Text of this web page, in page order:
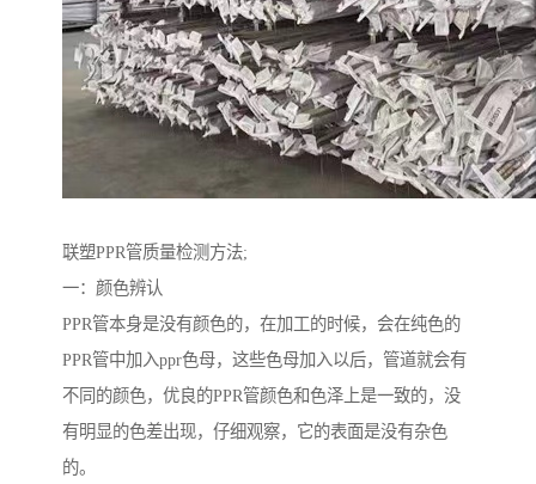
联塑PPR管质量检测方法;
一：颜色辨认
PPR管本身是没有颜色的，在加工的时候，会在纯色的
PPR管中加入ppr色母，这些色母加入以后，管道就会有
不同的颜色，优良的PPR管颜色和色泽上是一致的，没
有明显的色差出现，仔细观察，它的表面是没有杂色
的。